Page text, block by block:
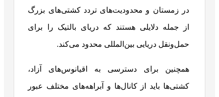
در زمستان و محدودیت‌های تردد کشتی‌های بزرگ
از جمله دلایلی هستند که دریای بالتیک را برای
حمل‌ونقل دریایی بین‌المللی محدود می‌کند.
همچنین برای دسترسی به اقیانوس‌های آزاد،
کشتی‌ها باید از کانال‌ها و آبراهه‌های مختلف عبور